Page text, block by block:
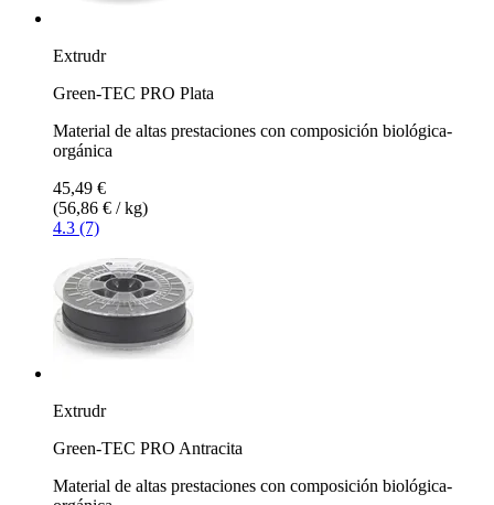
Extrudr
Green-TEC PRO Plata
Material de altas prestaciones con composición biológica-
orgánica
45,49 €
(56,86 € / kg)
4.3 (7)
Extrudr
Green-TEC PRO Antracita
Material de altas prestaciones con composición biológica-